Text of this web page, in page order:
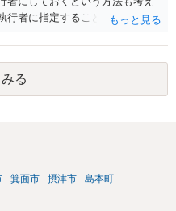
行者に指定することもできます
う方法もあります。 一度、弁護
たします。
る
箕面市 摂津市
島本町